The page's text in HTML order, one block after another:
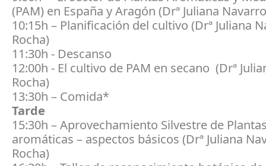
(PAM) en España y Aragón (Drª Juliana
10:15h – Planificación del cultivo (Drª Juliana
Rocha)
11:30h - Descanso
12:00h - El cultivo de PAM en secano (Drª
Rocha)
13:30h – Comida*
Tarde
15:30h – Aprovechamiento Silvestre de
aromáticas – aspectos básicos (Drª Juliana
Rocha)